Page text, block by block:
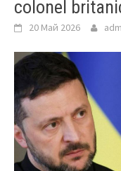
colonel
20 Май 2026